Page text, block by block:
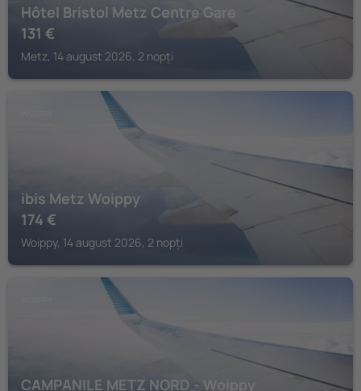
Hôtel Bristol Metz Centre Gare
131 €
Metz, 14 august 2026, 2 nopți
ibis Metz Woippy
174 €
Woippy, 14 august 2026, 2 nopți
CAMPANILE METZ NORD - Woippy